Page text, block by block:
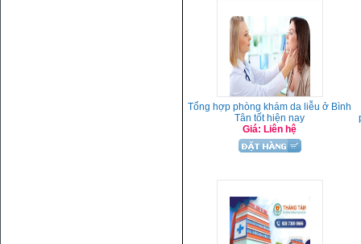
Tổng hợp phòng khám da liễu ở Bình
Tân tốt hiện nay
Giá: Liên hệ